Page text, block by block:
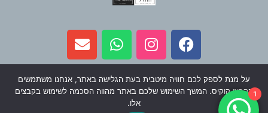
F
a
c
e
b
o
I
n
s
t
a
g
W
h
a
t
s
a
E
n
v
e
l
o
כל הזכויות שמורות ל-החלל בית לאמנים ישראלים 2024
1
על מנת לספק לכם חוויה מיטבית בעת הגלישה באתר, אנחנו משתמשים
בקבצי קוקיס. המשך השימוש שלכם באתר מהווה הסכמה לשימוש בקבצים
אלו.